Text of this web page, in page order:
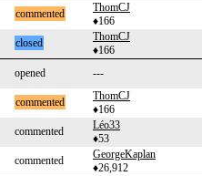
commented
ThomCJ
♦166
closed
ThomCJ
♦166
opened ---
commented
ThomCJ
♦166
commented
Léo33
♦53
commented
GeorgeKaplan
♦26,912